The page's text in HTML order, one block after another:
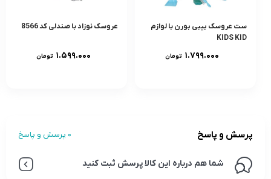
ست عروسک بیبی بورن با لوازم
KIDS KID
۱.۷۹۹.۰۰۰ تومان
عروسک نوزاد با صندلی کد 8566
۱.۵۹۹.۰۰۰ تومان
پرسش و پاسخ 0 پرسش و پاسخ
شما هم درباره این کالا پرسش ثبت کنید